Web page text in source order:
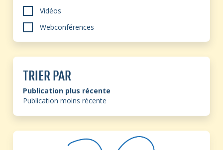
Vidéos
Webconférences
TRIER PAR
Publication plus récente
Publication moins récente